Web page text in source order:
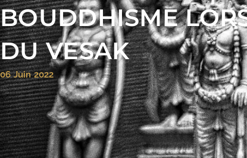
BOUDDHISME
DU VESAK
06 Juin 2022